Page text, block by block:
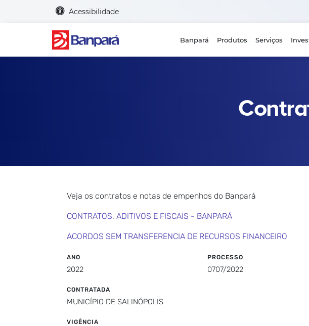
Acessibilidade
Banpará Produtos Serviços
Veja os contratos e notas de empenhos do Banpará
CONTRATOS, ADITIVOS E FISCAIS - BANPARÁ
ACORDOS SEM TRANSFERENCIA DE RECURSOS FINANCEIRO
ANO
2022
PROCESSO
0707/2022
CONTRATADA
MUNICÍPIO DE SALINÓPOLIS
VIGÊNCIA